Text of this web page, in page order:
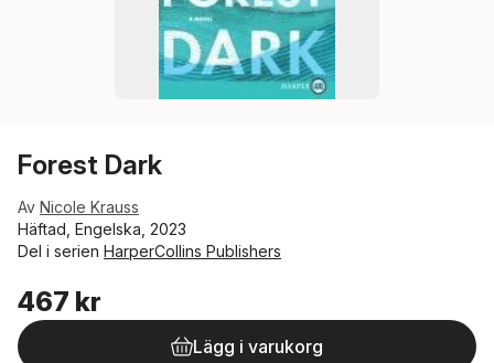
Forest Dark
Av Nicole Krauss
Häftad, Engelska, 2023
Del i serien HarperCollins Publishers
467 kr
Lägg i varukorg